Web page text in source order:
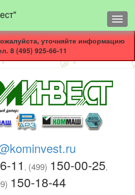
уточняйте информацию
8 (495) 925-66-11
11 , (499) 150-00-25,
150-18-44